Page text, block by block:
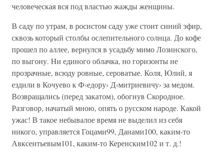
человеческая вся под властью жажды женщины.
В саду по утрам, в росистом саду уже стоит синий эфир,
сквозь который столбы ослепительного солнца. До кофе
прошел по аллее, вернулся в усадьбу мимо Лозинского,
по выгону. Ни единого облачка, но горизонты не
прозрачные, всюду ровные, сероватые. Коля, Юлий, я
ездили в Кочуево к Ф‹едору› Д‹митриевичу› за медом.
Возвращались (перед закатом), обогнув Скородное.
Разговор, начатый мною, опять о русском народе. Какой
ужас! В такое небывалое время не выделил из себя
никого, управляется Гоцами99, Данами100, каким-то
Авксентьевым101, каким-то Керенским102 и т. д.!